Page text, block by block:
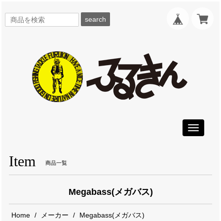
search
Toggle
Item 商品一覧
Megabass(メガバス)
Home メーカー Megabass(メガバス)